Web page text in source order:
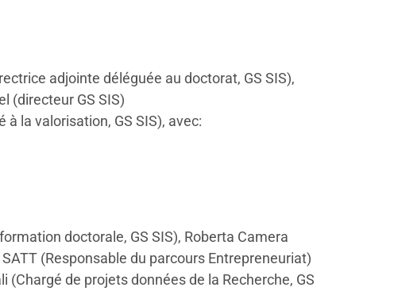
adjointe déléguée au doctorat, GS SIS),
(directeur GS SIS)
la valorisation, GS SIS), avec:
doctorale, GS SIS), Roberta Camera
(Responsable du parcours Entrepreneuriat)
(Chargé de projets données de la Recherche, GS